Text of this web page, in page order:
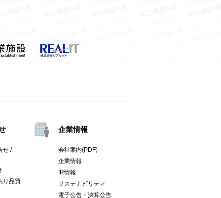
せ /
り品買
企業情報
会社案内(PDF)
企業情報
IR情報
サステナビリティ
電子公告・決算公告